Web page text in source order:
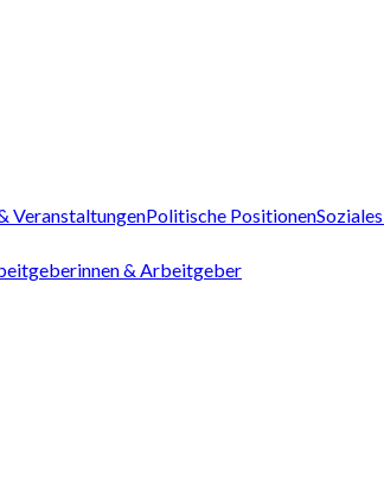
VeranstaltungenPolitische Positionen
& Arbeitgeber